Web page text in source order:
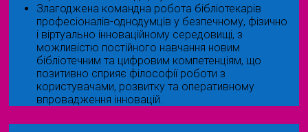
Злагоджена командна робота бібліотекарів
професіоналів-однодумців у безпечному, фізично
і віртуально інноваційному середовищі, з
можливістю постійного навчання новим
бібліотечним та цифровим компетенціям, що
позитивно сприяє філософії роботи з
користувачами, розвитку та оперативному
впровадження інновацій.